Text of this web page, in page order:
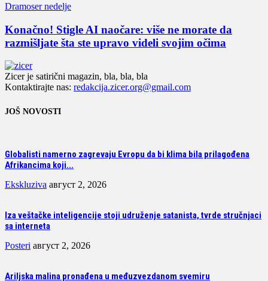
Dramoser nedelje
Konačno! Stigle AI naočare: više ne morate da
razmišljate šta ste upravo videli svojim očima
Zicer je satirični magazin, bla, bla, bla
Kontaktirajte nas: redakcija.zicer.org@gmail.com
JOŠ NOVOSTI
Globalisti namerno zagrevaju Evropu da bi klima bila prilagođena
Afrikancima koji...
Ekskluziva август 2, 2026
Iza veštačke inteligencije stoji udruženje satanista, tvrde stručnjaci
sa interneta
Posteri август 2, 2026
Ariljska malina pronađena u međuzvezdanom svemiru